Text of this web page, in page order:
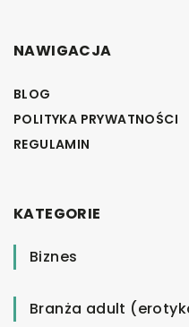
NAWIGACJA
BLOG
POLITYKA PRYWATNOŚCI
REGULAMIN
KATEGORIE
Biznes
Branża adult